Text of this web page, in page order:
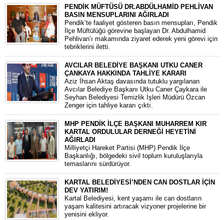
PENDİK MÜFTÜSÜ DR.ABDÜLHAMİD PEHLİVAN
BASIN MENSUPLARINI AĞIRLADI
​Pendik’te faaliyet gösteren basın mensupları, Pendik
İlçe Müftülüğü görevine başlayan Dr. Abdulhamid
Pehlivan’ı makamında ziyaret ederek yeni görevi için
tebriklerini iletti.
AVCILAR BELEDİYE BAŞKANI UTKU CANER
ÇANKAYA HAKKINDA TAHLİYE KARARI
​Aziz İhsan Aktaş davasında tutuklu yargılanan
Avcılar Belediye Başkanı Utku Caner Çaykara ile
Seyhan Belediyesi Temizlik İşleri Müdürü Özcan
Zenger için tahliye kararı çıktı.
MHP PENDİK İLÇE BAŞKANI MUHARREM KIR
KARTAL ORDULULAR DERNEĞİ HEYETİNİ
AĞIRLADI
​Milliyetçi Hareket Partisi (MHP) Pendik İlçe
Başkanlığı, bölgedeki sivil toplum kuruluşlarıyla
temaslarını sürdürüyor.
KARTAL BELEDİYESİ’NDEN CAN DOSTLAR İÇİN
DEV YATIRIM!
Kartal Belediyesi, kent yaşamı ile can dostların
yaşam kalitesini artıracak vizyoner projelerine bir
yenisini ekliyor.